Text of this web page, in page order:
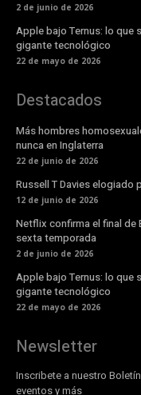
2 de junio de 2026
Apple bajo Ternus: lo que
gigante tecnológico
22 de mayo de 2026
Destacados
Más hombres
nunca en Inglaterra
22 de junio de 2026
Russell T Davies elogiado
12 de junio de 2026
Netflix confirma el final de
sexta temporada
2 de junio de 2026
Apple bajo Ternus: lo que
gigante tecnológico
22 de mayo de 2026
Newsletter
Inscribete a nuestro
eventos y más